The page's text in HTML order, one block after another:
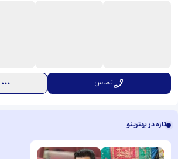
تماس
تازه در بهترینو